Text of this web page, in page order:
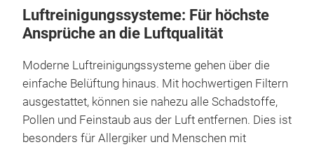
Luftreinigungssysteme: Für höchste
Ansprüche an die Luftqualität
Moderne Luftreinigungssysteme gehen über die
einfache Belüftung hinaus. Mit hochwertigen Filtern
ausgestattet, können sie nahezu alle Schadstoffe,
Pollen und Feinstaub aus der Luft entfernen. Dies ist
besonders für Allergiker und Menschen mit